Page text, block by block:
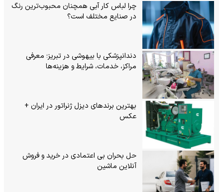
چرا لباس کار آبی همچنان محبوب‌ترین رنگ
در صنایع مختلف است؟
دندانپزشکی با بیهوشی در تبریز؛ معرفی
مراکز، خدمات، شرایط و هزینه‌ها
بهترین برندهای دیزل ژنراتور در ایران +
عکس
حل بحران بی‌ اعتمادی در خرید و فروش
آنلاین ماشین